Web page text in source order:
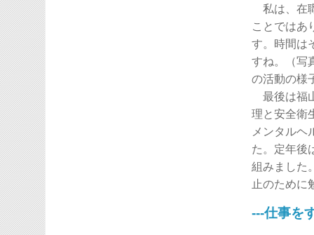
私は、在
ことではあ
す。時間は
すね。（写
の活動の様
最後は福
理と安全衛
メンタルヘ
た。定年後
組みました
止のために
---仕事を